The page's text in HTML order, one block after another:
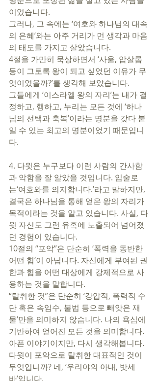
이었습니다.
그러나, 그 속에는 ‘여호와 하나님의 대속
의 은혜’와는 아주 거리가 먼 생각과 마음
의 태도를 가지고 살았습니다.
4절을 가만히 묵상하면서 ‘사울, 압살롬
등이 그토록 왕이 되고 싶었던 이유가 무
엇이었을까?’를 생각해 보았습니다.
그들에게 ‘이스라엘 왕의 자리’는 내가 결
정하고, 행하고, 누리는 모든 것에 ‘하나
님의 선택과 축복’이라는 명분을 갖다 붙
일 수 있는 최고의 명분이었기 때문입니
다.
4. 다윗은 누구보다 이런 사람의 간사함
과 악함을 잘 알았을 것입니다. 입술로
는‘여호와를 의지합니다.’라고 말하지만,
결국은 하나님을 통해 얻은 왕의 자리가
목적이라는 것을 알고 있습니다. 사실, 다
윗 자신도 그런 유혹에 노출되어 넘어졌
던 경험이 있습니다.
10절의 “포악”은 단순히 ‘폭력을 동반한
어떤 힘’이 아닙니다. 자신에게 부여된 권
한과 힘을 어떤 대상에게 강제적으로 사
용하는 것을 말합니다.
“탈취한 것”은 단순히 ‘강압적, 폭력적 수
단 혹은 속임수, 불법 등으로 빼앗은 재
물’만을 의미하지 않습니다. 나의 욕심에
기반하여 얻어진 모든 것을 의미합니다.
아픈 이야기이지만, 다시 생각해봅니다.
다윗이 포악으로 탈취한 대표적인 것이
무엇입니까? 네, ‘우리야의 아내, 밧세
바’입니다.